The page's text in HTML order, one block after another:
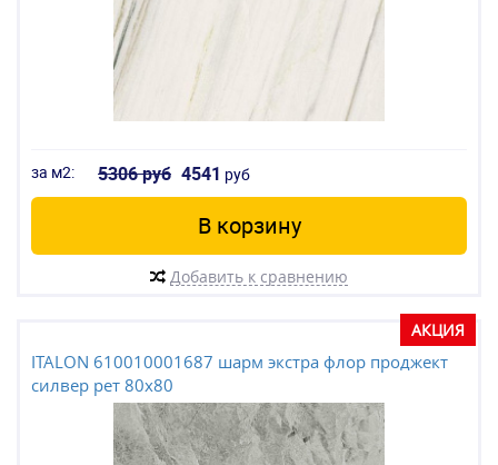
за м2: 5306 руб 4541 руб
В корзину
Добавить к сравнению
АКЦИЯ
ITALON 610010001687 шарм экстра флор проджект
силвер рет 80x80